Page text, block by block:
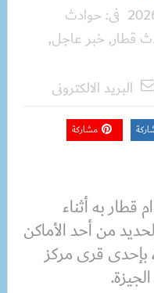
فى: حوادث
قطار, خبر عاجل,
البريد الالكترونى
مشاركة
به أثناء
من أحد الأماكن
بإحدى قرى مركز